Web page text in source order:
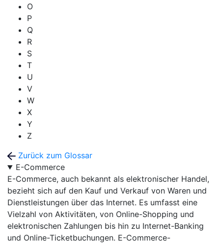
O
P
Q
R
S
T
U
V
W
X
Y
Z
Zurück zum Glossar
E-Commerce
E-Commerce, auch bekannt als elektronischer Handel,
bezieht sich auf den Kauf und Verkauf von Waren und
Dienstleistungen über das Internet. Es umfasst eine
Vielzahl von Aktivitäten, von Online-Shopping und
elektronischen Zahlungen bis hin zu Internet-Banking
und Online-Ticketbuchungen. E-Commerce-